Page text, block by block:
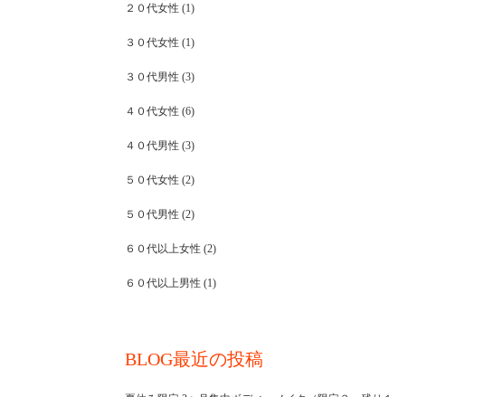
２０代女性 (1)
３０代女性 (1)
３０代男性 (3)
４０代女性 (6)
４０代男性 (3)
５０代女性 (2)
５０代男性 (2)
６０代以上女性 (2)
６０代以上男性 (1)
BLOG最近の投稿